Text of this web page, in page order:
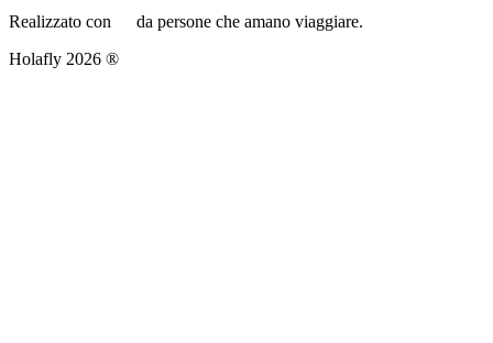
Realizzato con
da persone che amano viaggiare.
Holafly 2026 ®